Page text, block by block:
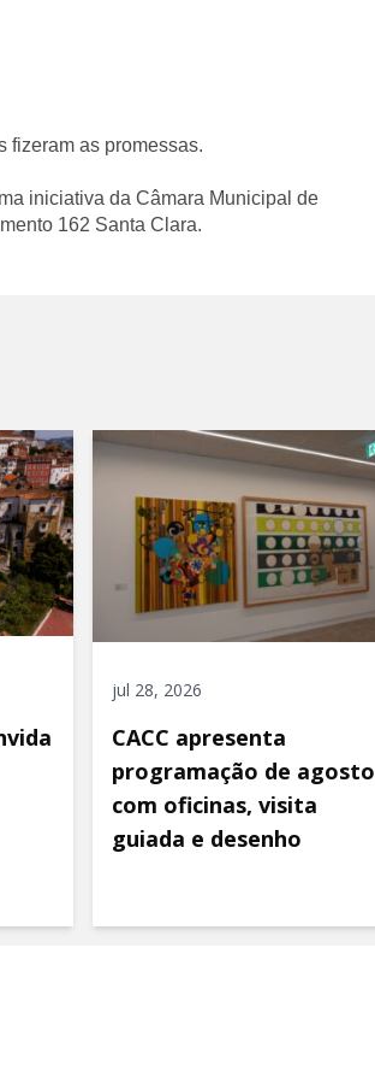
fizeram as promessas.
iniciativa da Câmara Municipal de
162 Santa Clara.
jul 28, 2026
CACC apresenta
programação de agosto
com oficinas, visita
guiada e desenho